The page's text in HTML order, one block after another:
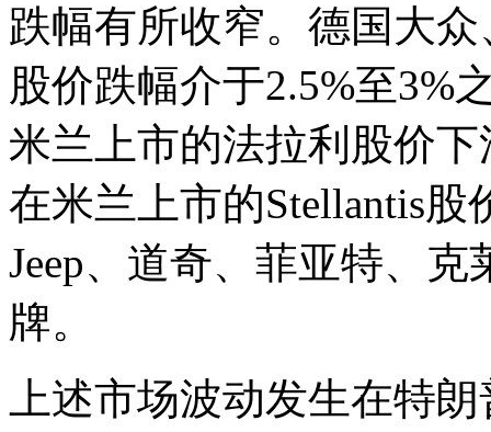
跌幅有所收窄。德国大
股价跌幅介于2.5%至3%
米兰上市的法拉利股价
在米兰上市的Stellantis
Jeep、道奇、菲亚特、
牌。
上述市场波动发生在特